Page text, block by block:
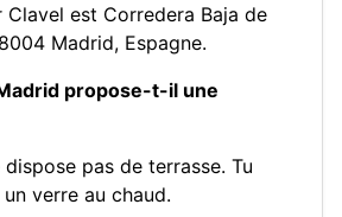
Clavel est Corredera Baja de
Madrid, Espagne.
propose-t-il une
pas de terrasse. Tu
verre au chaud.